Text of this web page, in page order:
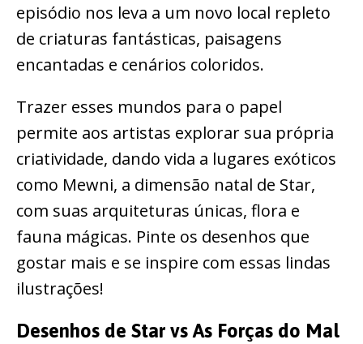
episódio nos leva a um novo local repleto
de criaturas fantásticas, paisagens
encantadas e cenários coloridos.
Trazer esses mundos para o papel
permite aos artistas explorar sua própria
criatividade, dando vida a lugares exóticos
como Mewni, a dimensão natal de Star,
com suas arquiteturas únicas, flora e
fauna mágicas. Pinte os desenhos que
gostar mais e se inspire com essas lindas
ilustrações!
Desenhos de Star vs As Forças do Mal